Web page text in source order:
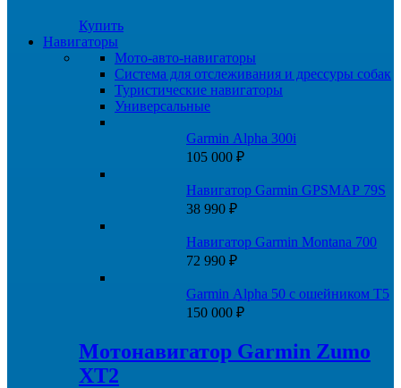
Купить
Навигаторы
Мото-авто-навигаторы
Система для отслеживания и дрессуры собак
Туристические навигаторы
Универсальные
Garmin Alpha 300i
105 000 ₽
Навигатор Garmin GPSMAP 79S
38 990 ₽
Навигатор Garmin Montana 700
72 990 ₽
Garmin Alpha 50 с ошейником Т5
150 000 ₽
Мотонавигатор Garmin Zumo
XT2